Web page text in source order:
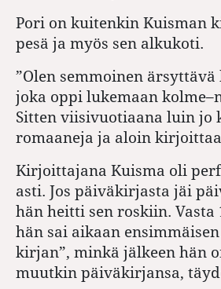
Pori on kuitenkin Kuisman
pesä ja myös sen alkukoti.
”Olen semmoinen
joka oppi lukemaan
Sitten viisivuotiaana luin jo
romaaneja ja aloin
Kirjoittajana Kuisma oli
asti. Jos päiväkirjasta jäi
hän heitti sen roskiin. Vasta
hän sai aikaan
kirjan”, minkä jälkeen hän
muutkin päiväkirjansa,